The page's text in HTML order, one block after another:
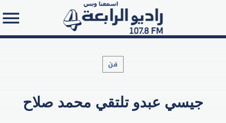
Search in the website:
فن
جيسي عبدو تلتقي محمد صلاح